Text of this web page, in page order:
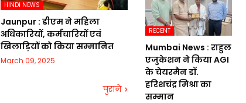
HINDI NEWS
Jaunpur :​ डीएम ने महिला
अधिकारियों, कर्मचारियों एवं
खिलाड़ियों को किया सम्मानित
March 09, 2025
पुराने
RECENT
Mumbai News : राहुल
एजुकेशन ने किया AGI
के चेयरमैन डॉ.
हरिशचंद्र मिश्रा का
सम्मान